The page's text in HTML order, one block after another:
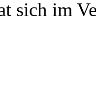
sich im